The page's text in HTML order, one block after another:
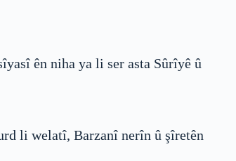
ên niha ya li ser asta Sûrîyê û
li welatî, Barzanî nerîn û şîretên